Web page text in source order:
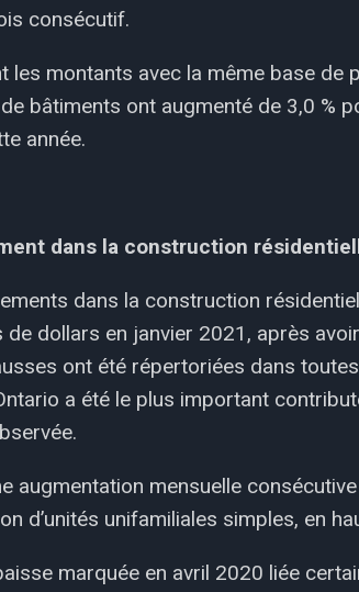
consécutif.
les montants avec la même base de
bâtiments ont augmenté de 3,0 %
année.
dans la construction
dans la construction
de dollars en janvier 2021, après
ont été répertoriées dans
a été le plus important
augmentation mensuelle
d’unités unifamiliales simples, en
marquée en avril 2020 liée